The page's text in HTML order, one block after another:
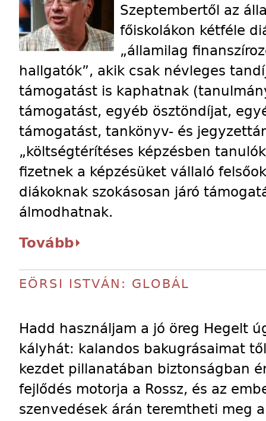
Szeptembertől az
főiskolákon kétféle
„államilag
hallgatók”, akik csak névleges
támogatást is kaphatnak
támogatást, egyéb ösztöndíjat,
támogatást, tankönyv- és
„költségtérítéses képzésben
fizetnek a képzésüket vállaló
diákoknak szokásosan járó
álmodhatnak.
Tovább
EÖRSI ISTVÁN: GLOBÁL
Hadd használjam a jó öreg Hegelt
kályhát: kalandos bakugrásaimat
kezdet pillanatában biztonságban
fejlődés motorja a Rossz, és az
szenvedések árán teremtheti meg